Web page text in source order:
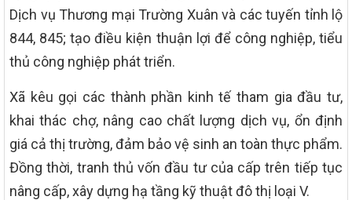
Dịch vụ Thương mại Trường Xuân và các tuyến tỉnh lộ
844, 845; tạo điều kiện thuận lợi để công nghiệp, tiểu
thủ công nghiệp phát triển.
Xã kêu gọi các thành phần kinh tế tham gia đầu tư,
khai thác chợ, nâng cao chất lượng dịch vụ, ổn định
giá cả thị trường, đảm bảo vệ sinh an toàn thực phẩm.
Đồng thời, tranh thủ vốn đầu tư của cấp trên tiếp tục
nâng cấp, xây dựng hạ tầng kỹ thuật đô thị loại V.